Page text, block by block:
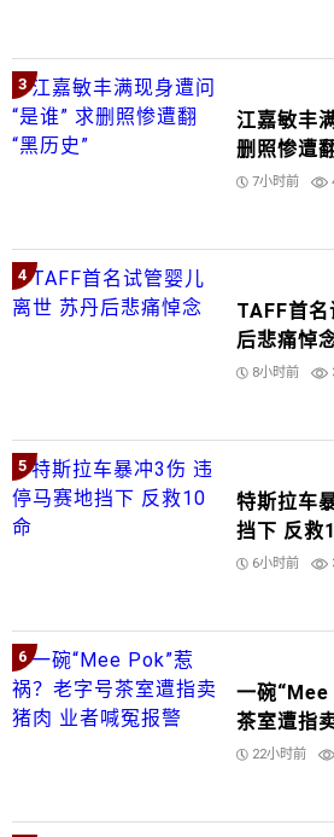
3
江嘉敏丰
删照惨遭
7小时前
4
TAFF首
后悲痛悼
8小时前
5
特斯拉车
挡下 反救
6小时前
6
一碗
茶室遭指
22小时前